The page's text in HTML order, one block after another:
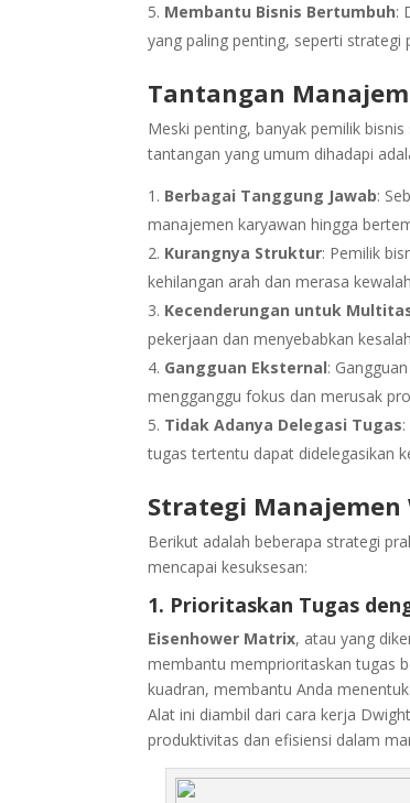
Membantu Bisnis Bertumbuh:
yang paling penting, seperti strategi
Tantangan
Meski penting, banyak pemilik
tantangan yang umum dihadapi
Berbagai Tanggung Jawab:
manajemen karyawan hingga
Kurangnya Struktur: Pemilik
kehilangan arah dan merasa
Kecenderungan untuk
pekerjaan dan menyebabkan
Gangguan Eksternal:
mengganggu fokus dan merusak
Tidak Adanya Delegasi Tugas
tugas tertentu dapat didelegasikan
Strategi
Berikut adalah beberapa strategi
mencapai kesuksesan:
1. Prioritaskan Tugas
Eisenhower Matrix, atau yang
membantu memprioritaskan tugas
kuadran, membantu Anda
Alat ini diambil dari cara kerja
produktivitas dan efisiensi dalam